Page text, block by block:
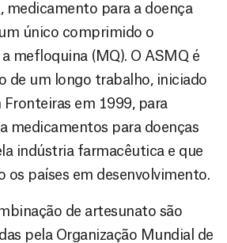
medicamento para a doença
único comprimido o
mefloquina (MQ). O ASMQ é
de um longo trabalho, iniciado
em 1999, para
medicamentos para doenças
indústria farmacêutica e que
os países em desenvolvimento.
de artesunato são
pela Organização Mundial de